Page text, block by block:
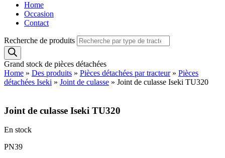
Home
Occasion
Contact
Recherche de produits
Grand stock de pièces détachées
Home » Des produits » Pièces détachées par tracteur» Pièces
détachées Iseki » Joint de culasse » Joint de culasse Iseki TU320
Joint de culasse Iseki TU320
En stock
PN39